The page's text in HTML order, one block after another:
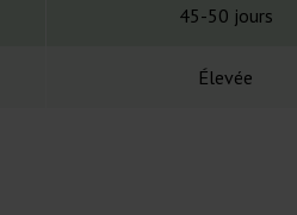
45-50 jours
Élevée